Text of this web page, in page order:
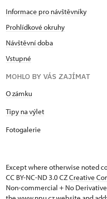
Informace pro návštěvníky
Prohlídkové okruhy
Návštěvní doba
Vstupné
MOHLO BY VÁS ZAJÍMAT
O zámku
Tipy na výlet
Fotogalerie
Except where otherwise noted
CC BY-NC-ND 3.0 CZCreative
Non-commercial + No